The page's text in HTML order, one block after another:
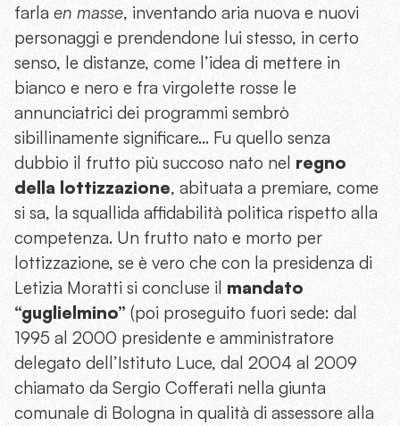
farla en masse, inventando aria nuova e nuovi
personaggi e prendendone lui stesso, in certo
senso, le distanze, come l’idea di mettere in
bianco e nero e fra virgolette rosse le
annunciatrici dei programmi sembrò
sibillinamente significare… Fu quello senza
dubbio il frutto più succoso nato nel regno
della lottizzazione, abituata a premiare, come
si sa, la squallida affidabilità politica rispetto alla
competenza. Un frutto nato e morto per
lottizzazione, se è vero che con la presidenza di
Letizia Moratti si concluse il mandato
“guglielmino” (poi proseguito fuori sede: dal
1995 al 2000 presidente e amministratore
delegato dell’Istituto Luce, dal 2004 al 2009
chiamato da Sergio Cofferati nella giunta
comunale di Bologna in qualità di assessore alla